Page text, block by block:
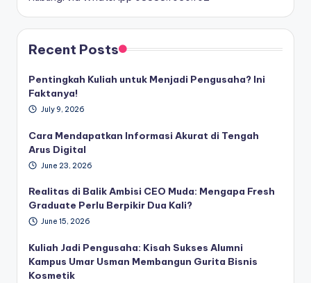
Recent Posts
Pentingkah Kuliah untuk Menjadi Pengusaha? Ini
Faktanya!
July 9, 2026
Cara Mendapatkan Informasi Akurat di Tengah
Arus Digital
June 23, 2026
Realitas di Balik Ambisi CEO Muda: Mengapa Fresh
Graduate Perlu Berpikir Dua Kali?
June 15, 2026
Kuliah Jadi Pengusaha: Kisah Sukses Alumni
Kampus Umar Usman Membangun Gurita Bisnis
Kosmetik